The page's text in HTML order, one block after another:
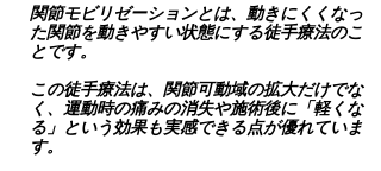
関節モビリゼーションとは、動きにくくなっ
た関節を動きやすい状態にする徒手療法のこ
とです。
この徒手療法は、関節可動域の拡大だけでな
く、運動時の痛みの消失や施術後に「軽くな
る」という効果も実感できる点が優れていま
す。